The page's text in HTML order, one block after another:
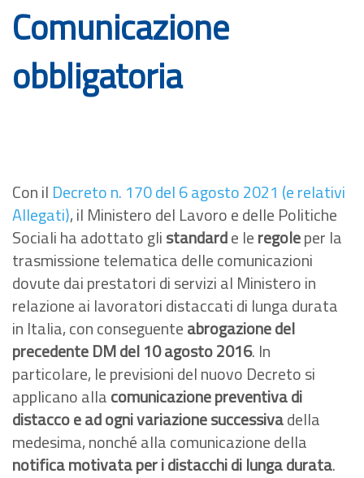
Italiano English Română
Comunicazione
obbligatoria
Con il Decreto n. 170 del 6 agosto 2021 (e relativi
Allegati), il Ministero del Lavoro e delle Politiche
Sociali ha adottato glistandarde leregoleper la
trasmissione telematica delle comunicazioni
dovute dai prestatori di servizi al Ministero in
relazione ai lavoratori distaccati di lunga durata
in Italia, con conseguenteabrogazione del
precedente DM del 10 agosto 2016. In
particolare, le previsioni del nuovo Decreto si
applicano allacomunicazione preventiva di
distacco e ad ogni variazione successivadella
medesima, nonché alla comunicazione della
notifica motivata per i distacchi di lunga durata.